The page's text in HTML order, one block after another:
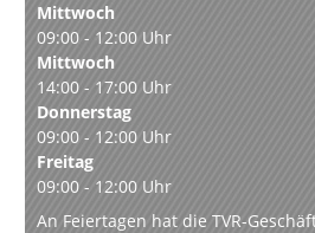
Mittwoch
09:00 - 12:00 Uhr
Mittwoch
14:00 - 17:00 Uhr
Donnerstag
09:00 - 12:00 Uhr
Freitag
09:00 - 12:00 Uhr
An Feiertagen hat die TVR-